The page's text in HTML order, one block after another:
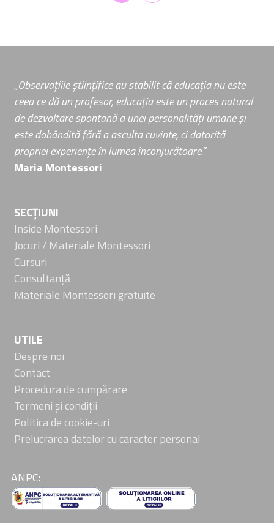
„Observațiile științifice au stabilit că educația nu este
ceea ce dă un profesor, educația este un proces natural
de dezvoltare spontană a unei personalități umane și
este dobândită fără a asculta cuvinte, ci datorită
propriei experiențe în lumea înconjurătoare.”
Maria Montessori
SECȚIUNI
Inside Montessori
Jocuri / Materiale Montessori
Cursuri
Consultanță
Materiale Montessori gratuite
UTILE
Despre noi
Contact
Procedura de cumpărare
Termeni și condiții
Politica de cookie-uri
Prelucrarea datelor cu caracter personal
ANPC: